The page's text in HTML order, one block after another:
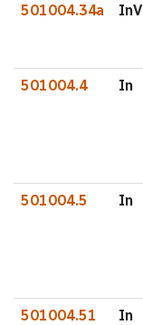
501004.34a InV
501004.4 In
501004.5 In
501004.51 In